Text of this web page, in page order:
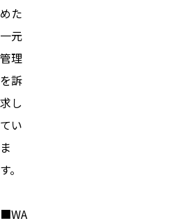
めた
一元
管理
を訴
求し
てい
ま
す。
■WA